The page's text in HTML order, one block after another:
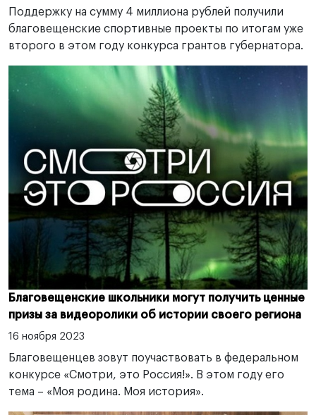
Поддержку на сумму 4 миллиона рублей получили
благовещенские спортивные проекты по итогам уже
второго в этом году конкурса грантов губернатора.
Благовещенские школьники могут получить ценные
призы за видеоролики об истории своего региона
16 ноября 2023
Благовещенцев зовут поучаствовать в федеральном
конкурсе «Смотри, это Россия!». В этом году его
тема – «Моя родина. Моя история».